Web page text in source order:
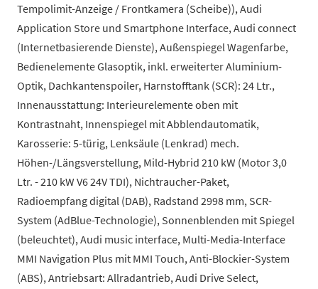
Tempolimit-Anzeige / Frontkamera (Scheibe)), Audi
Application Store und Smartphone Interface, Audi connect
(Internetbasierende Dienste), Außenspiegel Wagenfarbe,
Bedienelemente Glasoptik, inkl. erweiterter Aluminium-
Optik, Dachkantenspoiler, Harnstofftank (SCR): 24 Ltr.,
Innenausstattung: Interieurelemente oben mit
Kontrastnaht, Innenspiegel mit Abblendautomatik,
Karosserie: 5-türig, Lenksäule (Lenkrad) mech.
Höhen-/Längsverstellung, Mild-Hybrid 210 kW (Motor 3,0
Ltr. - 210 kW V6 24V TDI), Nichtraucher-Paket,
Radioempfang digital (DAB), Radstand 2998 mm, SCR-
System (AdBlue-Technologie), Sonnenblenden mit Spiegel
(beleuchtet), Audi music interface, Multi-Media-Interface
MMI Navigation Plus mit MMI Touch, Anti-Blockier-System
(ABS), Antriebsart: Allradantrieb, Audi Drive Select,